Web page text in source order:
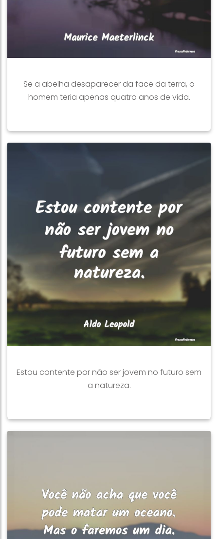
Se a abelha desaparecer da face da terra, o
homem teria apenas quatro anos de vida.
Estou contente por não ser jovem no futuro sem
a natureza.